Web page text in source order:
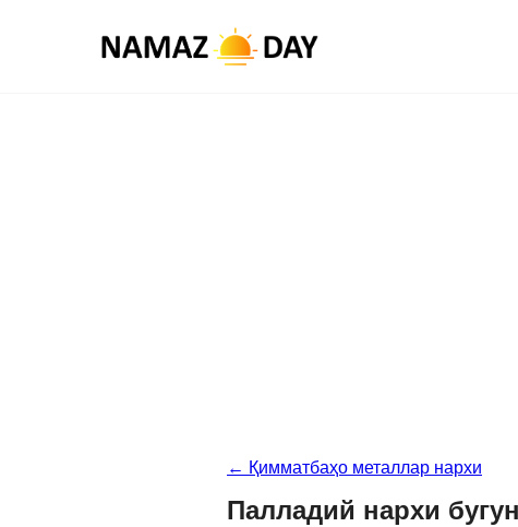
← Қимматбаҳо металлар нархи
Палладий нархи бугун